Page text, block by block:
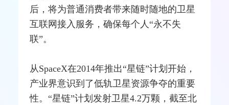
后，将为普通消费者带来随时随地的卫星
互联网接入服务，确保每个人“永不失
联”。
从SpaceX在2014年推出“星链”计划开始，
产业界意识到了低轨卫星资源争夺的重要
性。“星链”计划发射卫星4.2万颗，截至北